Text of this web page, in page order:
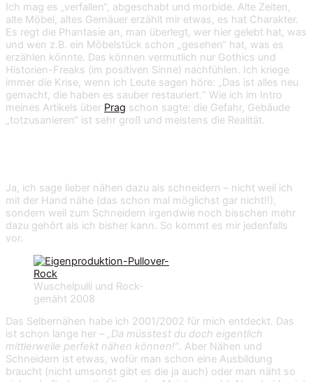
Ich mag es „verfallen“, abgeschabt und morbide. Alte Zeiten,
alte Möbel, altes Gemäuer erzählt mir etwas, es hat Charakter.
Es regt die Phantasie an, man überlegt, wer hier gelebt hat, was
und wen z.B. ein Möbelstück schon „gesehen“ hat, was es
erzählen könnte. Das können vermutlich nur Gothics und
Historien-Freaks (im positiven Sinne) nachfühlen. Ich kriege
immer die Krise, wenn ich Leute sagen höre: „Das ist alles neu
gemacht, die haben es sauber restauriert.“ Wie ich im Intro
meines Artikels über Prag schon sagte: die Gefahr, Gebäude
„totzusanieren“ ist sehr groß und meistens die Realität.
Ja, ich sage lieber nähen dazu als schneidern – nicht weil ich
mit der Hand nähe (das schon mal möglichst gar nicht!!),
sondern weil zum Schneidern irgendwie noch bisschen mehr
dazu gehört als ich bisher kann. So kommt es mir jedenfalls
vor.
Wuschelpulli und Rock-
genäht 2008
Das Selbernähen habe ich 2001/2002 für mich entdeckt. Das
ist schon lange her – „Da müsstest du doch eigentlich
mittlerweile perfekt nähen können!“. Aber Nähen und
Schneidern ist etwas, wofür man schon eine Ausbildung
braucht (nicht umsonst gibt es die ja auch) oder man näht so